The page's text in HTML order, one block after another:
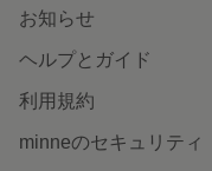
お知らせ
ヘルプとガイド
利用規約
minneのセキュリティ